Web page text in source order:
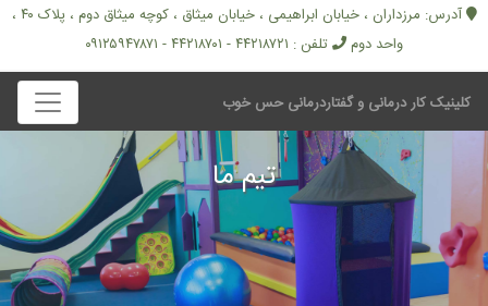
آدرس: مرزداران ، خیابان ابراهیمی ، خیابان میثاق ، کوچه میثاق دوم ، پلاک ۴۰ ،
واحد دوم
تلفن : ۴۴۲۱۸۷۲۱ - ۴۴۲۱۸۷۰۱ - ۰۹۱۲۵۹۴۷۸۷۱
کلینیک کار درمانی و گفتاردرمانی حس خوب
تیم ما